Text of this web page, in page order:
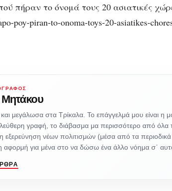
πήραν το όνομά τους 20 ασιατικές
poy-piran-to-onoma-toys-20-asiatikes-
Μητάκου
μεγάλωσα στα Τρίκαλα. Το επάγγελμά μου είναι η
γραφή, το διάβασμα μα περισσότερο από όλα
η εξερεύνηση νέων πολιτισμών (μέσα από τα περιοδικά
αφορμή για μένα στο να δώσω ένα άλλο νόημα σ΄